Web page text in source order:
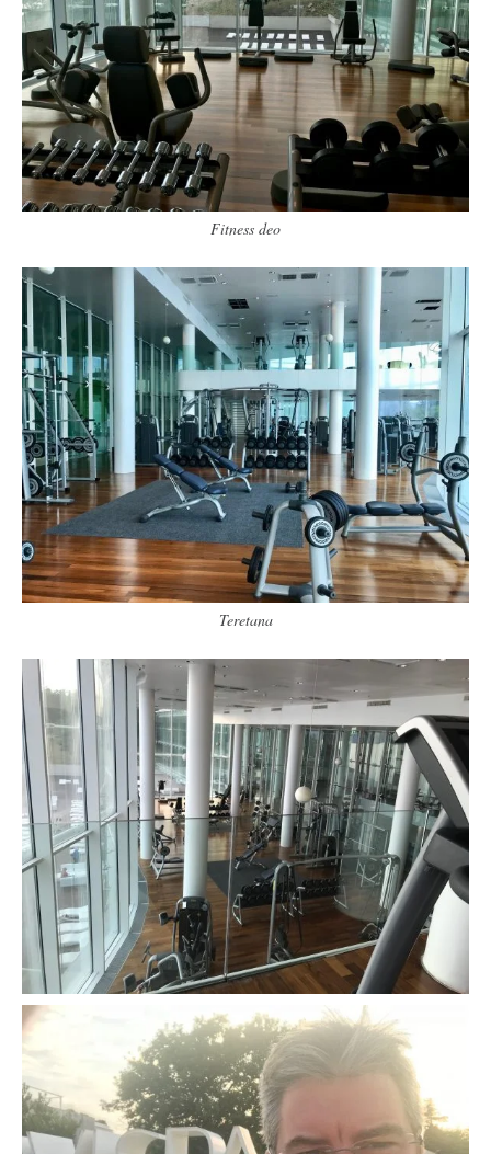
Fitness deo
Teretana